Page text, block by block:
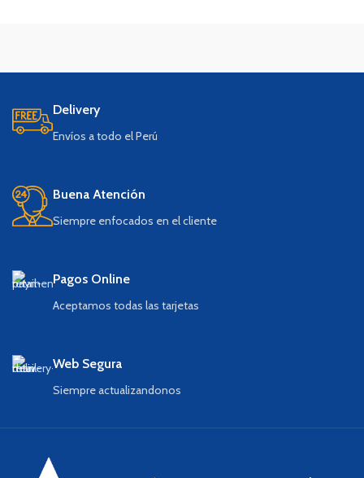
Delivery
Envíos a todo el Perú
Buena Atención
Siempre enfocados en el cliente
Pagos Online
Aceptamos todas las tarjetas
Web Segura
Siempre actualizandonos